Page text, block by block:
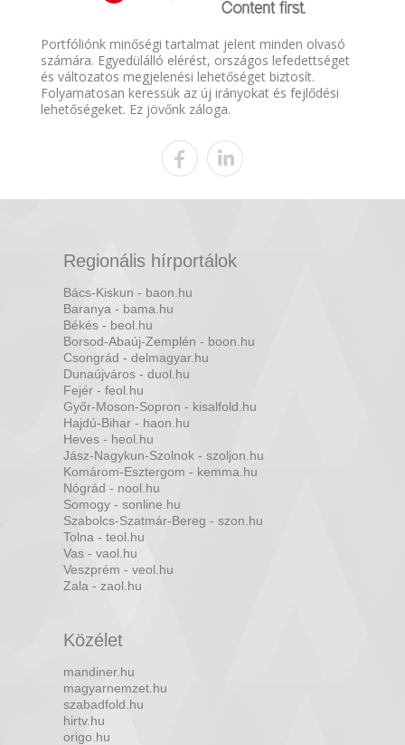
Portfóliónk minőségi tartalmat jelent minden olvasó
számára. Egyedülálló elérést, országos lefedettséget
és változatos megjelenési lehetőséget biztosít.
Folyamatosan keressük az új irányokat és fejlődési
lehetőségeket. Ez jövőnk záloga.
Regionális hírportálok
Bács-Kiskun - baon.hu
Baranya - bama.hu
Békés - beol.hu
Borsod-Abaúj-Zemplén - boon.hu
Csongrád - delmagyar.hu
Dunaújváros - duol.hu
Fejér - feol.hu
Győr-Moson-Sopron - kisalfold.hu
Hajdú-Bihar - haon.hu
Heves - heol.hu
Jász-Nagykun-Szolnok - szoljon.hu
Komárom-Esztergom - kemma.hu
Nógrád - nool.hu
Somogy - sonline.hu
Szabolcs-Szatmár-Bereg - szon.hu
Tolna - teol.hu
Vas - vaol.hu
Veszprém - veol.hu
Zala - zaol.hu
Közélet
mandiner.hu
magyarnemzet.hu
szabadfold.hu
hirtv.hu
origo.hu